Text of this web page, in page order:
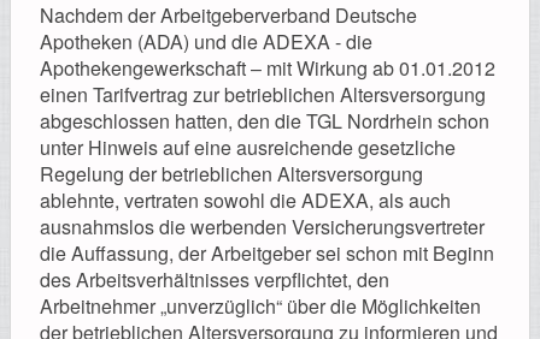
Leistungen
Registrierung
Nachdem der Arbeitgeberverband Deutsche
Apotheken (ADA) und die ADEXA - die
Apothekengewerkschaft – mit Wirkung ab 01.01.2012
einen Tarifvertrag zur betrieblichen Altersversorgung
abgeschlossen hatten, den die TGL Nordrhein schon
unter Hinweis auf eine ausreichende gesetzliche
Regelung der betrieblichen Altersversorgung
ablehnte, vertraten sowohl die ADEXA, als auch
ausnahmslos die werbenden Versicherungsvertreter
die Auffassung, der Arbeitgeber sei schon mit Beginn
des Arbeitsverhältnisses verpflichtet, den
Arbeitnehmer „unverzüglich“ über die Möglichkeiten
der betrieblichen Altersversorgung zu informieren und